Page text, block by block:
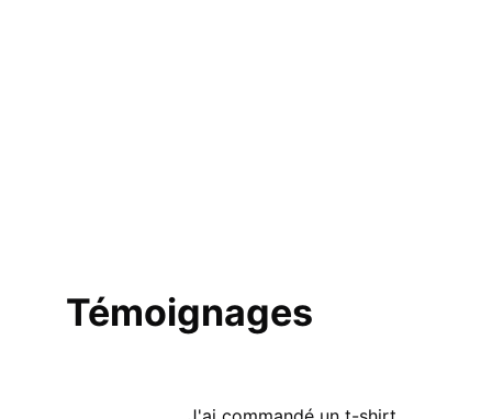
Témoignages